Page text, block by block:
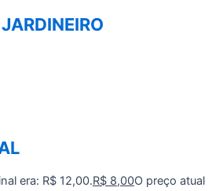
era: R$ 12,00.R$ 8,00O preço atual